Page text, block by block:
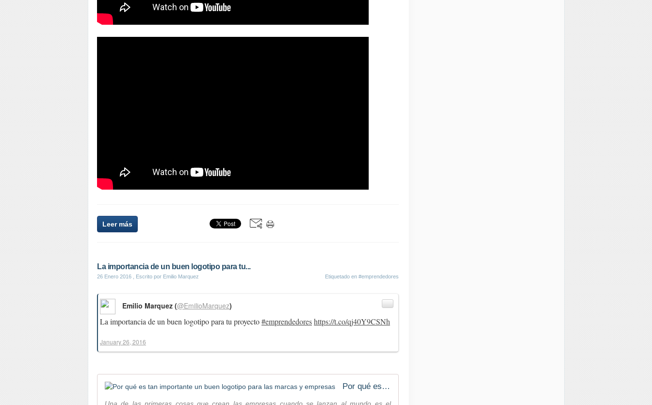
Leer más
La importancia de un buen logotipo para tu...
26 Enero 2016 , Escrito por Emilio Marquez Etiquetado en #emprendedores
La importancia de un buen logotipo para tu proyecto#emprendedoreshttps://t.co/qj40Y9CSNh
Emilio Marquez (@EmilioMarquez)
January 26, 2016
Por qué es tan importante un buen logotipo para las marcas y empresas